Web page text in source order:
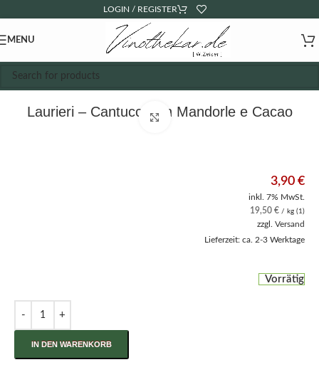
LOGIN / REGISTER
MENU
Laurieri – Cantucci con Mandorle e Cacao
Click to enlarge
3,90 €
inkl. 7% MwSt.
19,50 € / kg (1)
zzgl. Versand
Lieferzeit: ca. 2-3 Werktage
Vorrätig
IN DEN WARENKORB